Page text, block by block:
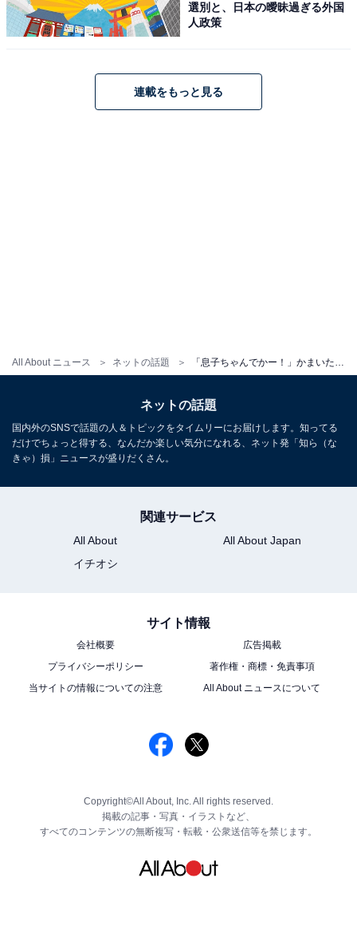
All About ニュース ネットの話題
選別と、日本の曖昧過ぎる外国
人政策
連載をもっと見る
ネットの話題
国内外のSNSで話題の人＆トピックをタイムリーにお届けします。知ってる
だけでちょっと得する、なんだか楽しい気分になれる、ネット発「知ら（な
きゃ）損」ニュースが盛りだくさん。
関連サービス
All About
All About Japan
イチオシ
サイト情報
会社概要
広告掲載
プライバシーポリシー
著作権・商標・免責事項
当サイトの情報についての注意
All About ニュースについて
Copyright©All About, Inc. All rights reserved.
掲載の記事・写真・イラストなど、
すべてのコンテンツの無断複写・転載・公衆送信等を禁じます。